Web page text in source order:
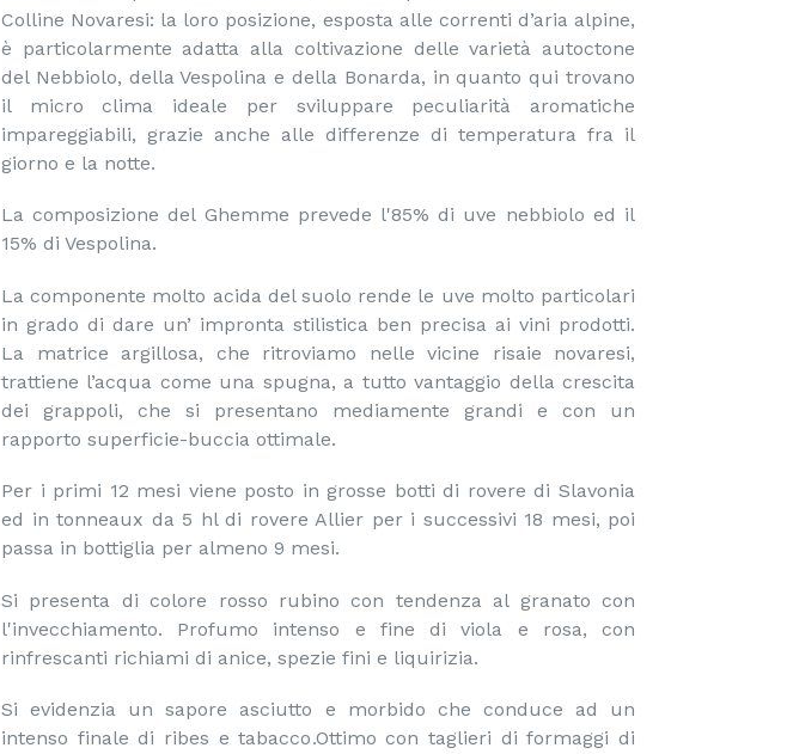
Colline Novaresi: la loro posizione, esposta alle correnti d’aria alpine,
è particolarmente adatta alla coltivazione delle varietà autoctone
del Nebbiolo, della Vespolina e della Bonarda, in quanto qui trovano
il micro clima ideale per sviluppare peculiarità aromatiche
impareggiabili, grazie anche alle differenze di temperatura fra il
giorno e la notte.
La composizione del Ghemme prevede l'85% di uve nebbiolo ed il
15% di Vespolina.
La componente molto acida del suolo rende le uve molto particolari
in grado di dare un’ impronta stilistica ben precisa ai vini prodotti.
La matrice argillosa, che ritroviamo nelle vicine risaie novaresi,
trattiene l’acqua come una spugna, a tutto vantaggio della crescita
dei grappoli, che si presentano mediamente grandi e con un
rapporto superficie-buccia ottimale.
Per i primi 12 mesi viene posto in grosse botti di rovere di Slavonia
ed in tonneaux da 5 hl di rovere Allier per i successivi 18 mesi, poi
passa in bottiglia per almeno 9 mesi.
Si presenta di colore rosso rubino con tendenza al granato con
l'invecchiamento. Profumo intenso e fine di viola e rosa, con
rinfrescanti richiami di anice, spezie fini e liquirizia.
Si evidenzia un sapore asciutto e morbido che conduce ad un
intenso finale di ribes e tabacco.Ottimo con taglieri di formaggi di